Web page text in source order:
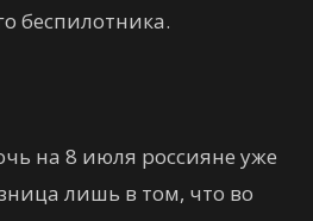
беспилотника.
на 8 июля россияне уже
лишь в том, что во